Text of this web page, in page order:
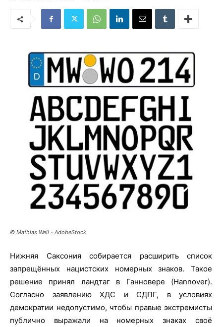
© Mathias Weil - AdobeStock
Нижняя Саксония собирается расширить список
запрещённых нацистских номерных знаков. Такое
решение принял ландтаг в Ганновере (Hannover).
Согласно заявлению ХДС и СДПГ, в условиях
демократии недопустимо, чтобы правые экстремисты
публично выражали на номерных знаках своё